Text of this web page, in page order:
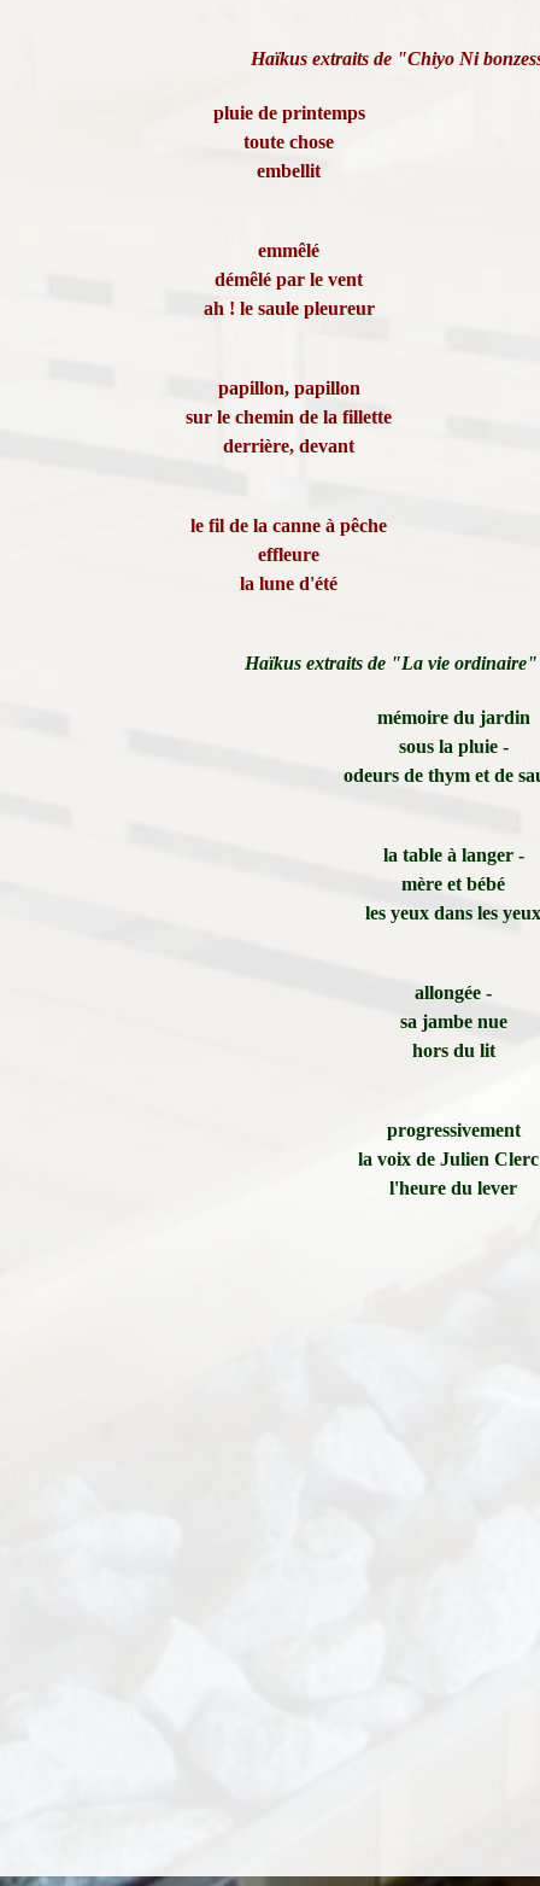
Haïkus extraits de "Chiyo Ni
pluie de printemps
toute chose
embellit
emmêlé
démêlé par le vent
ah ! le saule pleureur
papillon, papillon
sur le chemin de la fillette
derrière, devant
le fil de la canne à pêche
effleure
la lune d'été
Haïkus extraits de "La vie ordinaire"
mémoire du jardin
sous la pluie -
odeurs de thym et de
la table à langer -
mère et bébé
les yeux dans les yeux
allongée -
sa jambe nue
hors du lit
progressivement
la voix de Julien
l'heure du lever